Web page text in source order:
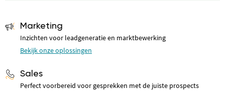
Marketing
Inzichten voor leadgeneratie en marktbewerking
Bekijk onze oplossingen
Sales
Perfect voorbereid voor gesprekken met de juiste prospects